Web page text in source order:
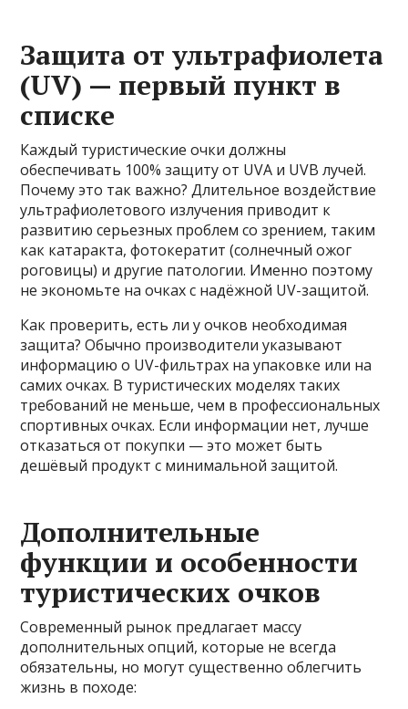
Защита от ультрафиолета
(UV) — первый пункт в
списке
Каждый туристические очки должны
обеспечивать 100% защиту от UVA и UVB лучей.
Почему это так важно? Длительное воздействие
ультрафиолетового излучения приводит к
развитию серьезных проблем со зрением, таким
как катаракта, фотокератит (солнечный ожог
роговицы) и другие патологии. Именно поэтому
не экономьте на очках с надёжной UV-защитой.
Как проверить, есть ли у очков необходимая
защита? Обычно производители указывают
информацию о UV-фильтрах на упаковке или на
самих очках. В туристических моделях таких
требований не меньше, чем в профессиональных
спортивных очках. Если информации нет, лучше
отказаться от покупки — это может быть
дешёвый продукт с минимальной защитой.
Дополнительные
функции и особенности
туристических очков
Современный рынок предлагает массу
дополнительных опций, которые не всегда
обязательны, но могут существенно облегчить
жизнь в походе: